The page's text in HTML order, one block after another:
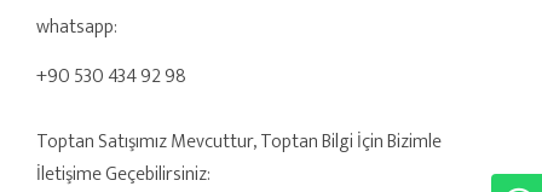
whatsapp:
+90 530 434 92 98
Toptan Satışımız Mevcuttur, Toptan Bilgi İçin Bizimle
İletişime Geçebilirsiniz: